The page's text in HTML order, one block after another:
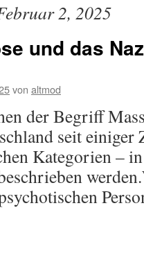
2, 2025
und das
von altmod
der Begriff
seit
Kategorien –